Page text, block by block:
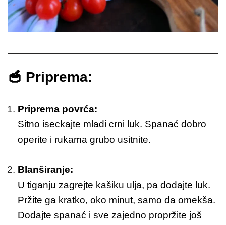
🥣 Priprema:
Priprema povrća:
Sitno iseckajte mladi crni luk. Spanać dobro
operite i rukama grubo usitnite.
Blanširanje:
U tiganju zagrejte kašiku ulja, pa dodajte luk.
Pržite ga kratko, oko minut, samo da omekša.
Dodajte spanać i sve zajedno propržite još